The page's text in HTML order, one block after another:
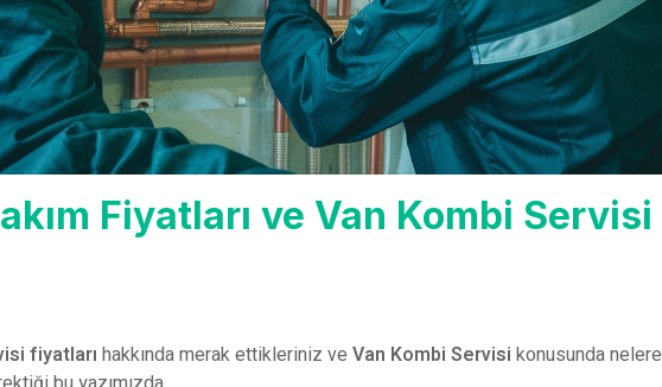
Fiyatları ve Van Kombi Servisi
fiyatları hakkında merak ettikleriniz ve Van Kombi Servisi konusunda nelere